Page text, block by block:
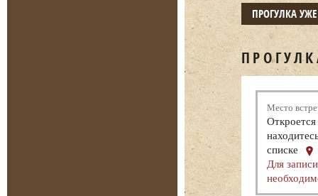
ПРОГУЛКА
Место
списке
Для